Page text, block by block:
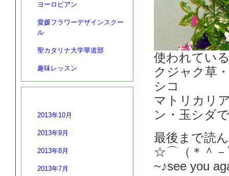
使われてい
クジャク草
シコ
マトリカリ
ン・玉シダ
最後まで読
☆⌒（＊＾－
~♪see you
ヨーロピアン
愛媛フラワーデザインスクー
ル
聖カタリナ大学華道部
趣味レッスン
2013年10月
2013年9月
2013年8月
2013年7月